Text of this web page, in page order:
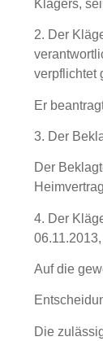
Klägers,
2. Der
verpflichtet
Er
3. Der
Der
4. Der
Auf die
Die